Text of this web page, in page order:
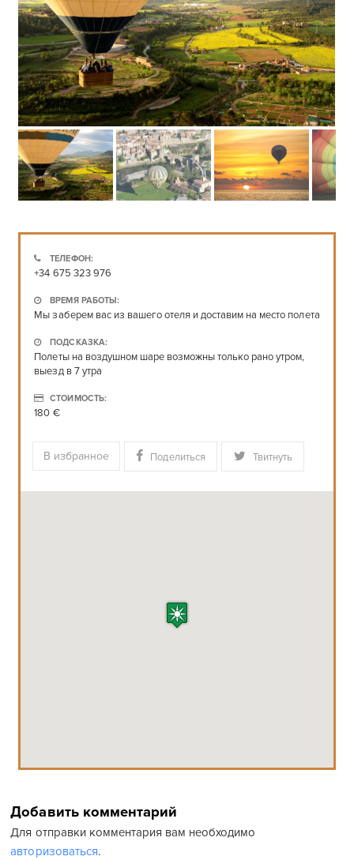
ТЕЛЕФОН:
+34 675 323 976
ВРЕМЯ РАБОТЫ:
Мы заберем вас из вашего отеля и доставим на место полета
ПОДСКАЗКА:
Полеты на воздушном шаре возможны только рано утром,
выезд в 7 утра
СТОИМОСТЬ:
180 €
В избранное Поделиться Твитнуть
Добавить комментарий
Для отправки комментария вам необходимо
авторизоваться.